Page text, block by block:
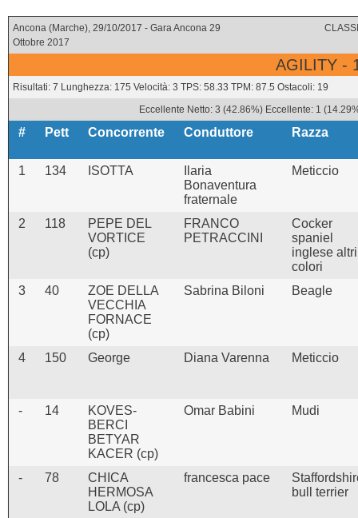
Ancona (Marche), 29/10/2017 - Gara Ancona 29
Ottobre 2017
AGILITY -
Risultati: 7 Lunghezza: 175 Velocità: 3 TPS: 58.33 TPM: 87.5 Ostacoli: 19
Eccellente Netto: 3 (42.86%) Eccellente: 1
# Pett Concorrente Conduttore Razza
1 134 ISOTTA
Ilaria
Bonaventura
fraternale
Meticcio
2 118
PEPE DEL
VORTICE
(cp)
FRANCO
PETRACCINI
Cocker
spaniel
inglese altri
colori
3
40
ZOE DELLA
VECCHIA
FORNACE
(cp)
Sabrina Biloni Beagle
4 150 George Diana Varenna Meticcio
- 14
KOVES-
BERCI
BETYAR
KACER (cp)
Omar Babini Mudi
- 78
CHICA
HERMOSA
LOLA (cp)
francesca pace
bull terrier